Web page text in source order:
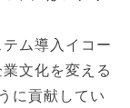
ム導入イコー
文化を変える
に貢献してい